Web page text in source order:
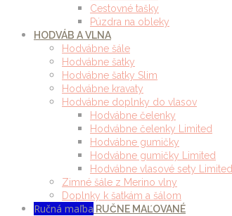
Cestovné tašky
Púzdra na obleky
HODVÁB A VLNA
Hodvábne šále
Hodvábne šatky
Hodvábne šatky Slim
Hodvábne kravaty
Hodvábne doplnky do vlasov
Hodvábne čelenky
Hodvábne čelenky Limited
Hodvábne gumičky
Hodvábne gumičky Limited
Hodvábne vlasové sety Limited
Zimné šále z Merino vlny
Doplnky k šatkám a šálom
Ručná maľba RUČNE MAĽOVANÉ